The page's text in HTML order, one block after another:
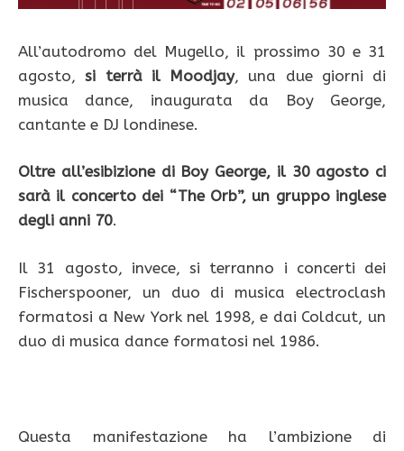
All’autodromo del Mugello, il prossimo 30 e 31
agosto,si terrà il Moodjay, una due giorni di
musica dance, inaugurata da Boy George,
cantante e DJ londinese.
Oltre all’esibizione di Boy George, il 30 agosto ci
sarà il concerto dei “The Orb”, un gruppo inglese
degli anni 70.
Il 31 agosto, invece, si terranno i concerti dei
Fischerspooner, un duo di musica electroclash
formatosi a New York nel 1998, e dai Coldcut, un
duo di musica dance formatosi nel 1986.
Questa manifestazione ha l’ambizione di